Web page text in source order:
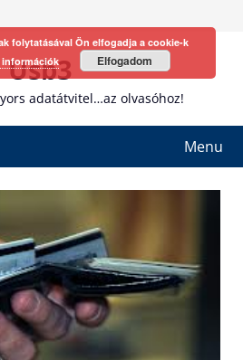
Usb3
adatátvitel…az olvasóhoz!
Menu
folytatásával Ön elfogadja a cookie-k
információk Elfogadom